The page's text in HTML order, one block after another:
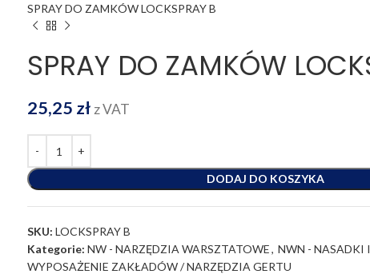
SPRAY DO ZAMKÓW LOCKSPRAY B
SPRAY DO ZAMKÓW
25,25 zł z VAT
DODAJ DO KOSZYKA
SKU: LOCKSPRAY B
Kategorie: NW - NARZĘDZIA WARSZTATOWE, NWN - NASADKI
WYPOSAŻENIE ZAKŁADÓW / NARZĘDZIA GERTU